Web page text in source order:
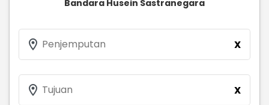
Bandara Husein Sastranegara
location_on Penjemputan X
location_on Tujuan X